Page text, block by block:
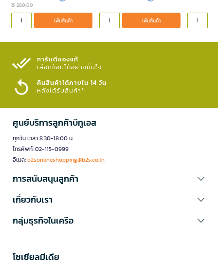
฿ 280.00
เพิ่มสินค้า เพิ่มสินค้า
การันตีของแท้
เลือกช้อปได้อย่างมั่นใจ​
คืนสินค้าได้ภายใน 14 วัน
หลังได้รับสินค้า*
ศูนย์บริการลูกค้าบีทูเอส
ทุกวัน เวลา 8.30-18.00 น.
โทรศัพท์: 02-115-0999
อีเมล:b2sonlineshopping@b2s.co.th
การสนับสนุนลูกค้า
เกี่ยวกับเรา
กลุ่มธุรกิจในเครือ
โซเซียลมีเดีย​